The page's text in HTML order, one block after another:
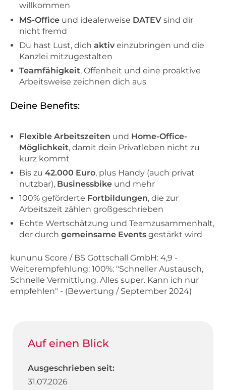
willkommen
MS-Office und idealerweise DATEV sind dir
nicht fremd
Du hast Lust, dich aktiv einzubringen und die
Kanzlei mitzugestalten
Teamfähigkeit, Offenheit und eine proaktive
Arbeitsweise zeichnen dich aus
Deine Benefits:
Flexible Arbeitszeiten und Home-Office-
Möglichkeit, damit dein Privatleben nicht zu
kurz kommt
Bis zu 42.000 Euro, plus Handy (auch privat
nutzbar), Businessbike und mehr
100% geförderte Fortbildungen, die zur
Arbeitszeit zählen großgeschrieben
Echte Wertschätzung und Teamzusammenhalt,
der durch gemeinsame Events gestärkt wird
kununu Score / BS Gottschall GmbH: 4,9 -
Weiterempfehlung: 100%: "Schneller Austausch,
Schnelle Vermittlung. Alles super. Kann ich nur
empfehlen" - (Bewertung / September 2024)
Auf einen Blick
Ausgeschrieben seit:
31.07.2026